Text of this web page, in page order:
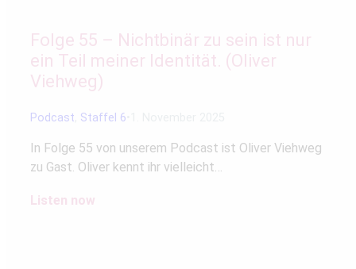
Folge 55 – Nichtbinär zu sein ist nur
ein Teil meiner Identität. (Oliver
Viehweg)
Podcast Staffel 6
In Folge 55 von unserem Podcast ist Oliver Viehweg
zu Gast. Oliver kennt ihr vielleicht…
Listen now